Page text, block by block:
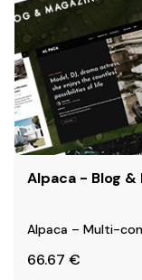
Alpaca - Blog &
Alpaca – Multi-
66.67 €